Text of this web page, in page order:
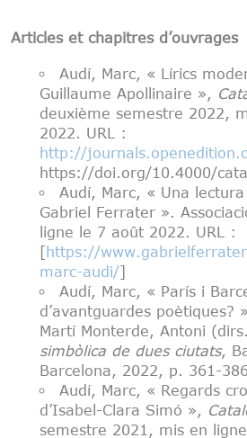
Articles et chapitres d’ouvrages
Audí, Marc, « Lírics
Guillaume Apollinaire »,
deuxième semestre 2022,
2022. URL :
http://
https://doi.org/10.4000/
Audí, Marc, « Una
Gabriel Ferrater ».
ligne le 7 août 2022. URL :
https://
marc-audi/
Audí, Marc, « París i
d’avantguardes poètiques?
Martí Monterde, Antoni
simbòlica de dues ciutats,
Barcelona, 2022, p. 361-
Audí, Marc, « Regards
d’Isabel-Clara Simó »,
semestre 2021, mis en